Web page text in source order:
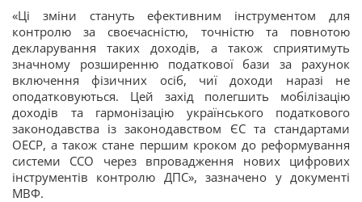
«Ці зміни стануть ефективним інструментом для
контролю за своєчасністю, точністю та повнотою
декларування таких доходів, а також сприятимуть
значному розширенню податкової бази за рахунок
включення фізичних осіб, чиї доходи наразі не
оподатковуються. Цей захід полегшить мобілізацію
доходів та гармонізацію українського податкового
законодавства із законодавством ЄС та стандартами
ОЕСР, а також стане першим кроком до реформування
системи ССО через впровадження нових цифрових
інструментів контролю ДПС», зазначено у документі
МВФ.